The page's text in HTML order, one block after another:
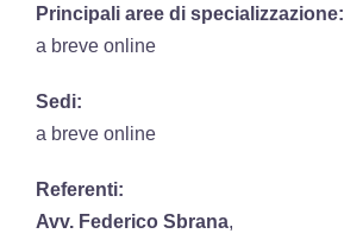
Principali aree di specializzazione:
a breve online
Sedi:
a breve online
Referenti:
Avv. Federico Sbrana,